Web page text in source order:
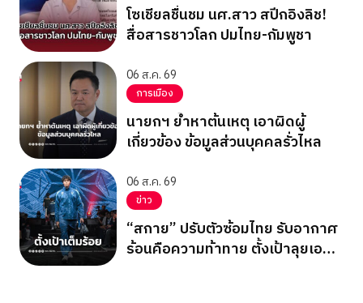
โซเชียลชื่นชม นศ.สาว สปีกอิงลิช!
สื่อสารชาวโลก ปมไทย-กัมพูชา
06 ส.ค. 69
การเมือง
นายกฯ ย้ำหาต้นเหตุ เอาผิดผู้
เกี่ยวข้อง ข้อมูลส่วนบุคคลรั่วไหล
06 ส.ค. 69
ข่าว
“สกาย” ปรับตัวซ้อมไทย รับอากาศ
ร้อนคือความท้าทาย ตั้งเป้าลุยเอ